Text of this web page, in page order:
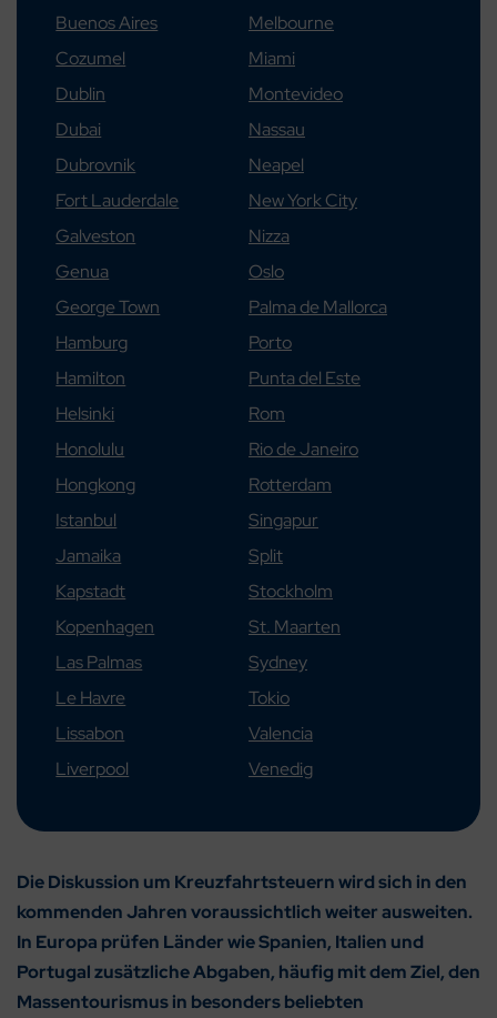
Buenos Aires
Cozumel
Dublin
Dubai
Dubrovnik
Fort Lauderdale
Galveston
Genua
George Town
Hamburg
Hamilton
Helsinki
Honolulu
Hongkong
Istanbul
Jamaika
Kapstadt
Kopenhagen
Las Palmas
Le Havre
Lissabon
Liverpool
Melbourne
Miami
Montevideo
Nassau
Neapel
New York City
Nizza
Oslo
Palma de Mallorca
Porto
Punta del Este
Rom
Rio de Janeiro
Rotterdam
Singapur
Split
Stockholm
St. Maarten
Sydney
Tokio
Valencia
Venedig
Die Diskussion um Kreuzfahrtsteuern wird sich in den
kommenden Jahren voraussichtlich weiter ausweiten.
In Europa prüfen Länder wie Spanien, Italien und
Portugal zusätzliche Abgaben, häufig mit dem Ziel, den
Massentourismus in besonders beliebten